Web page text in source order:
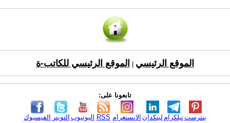
الموقع الرئيسي الموقع الرئيسي للكاتب-ة
تابعونا على:
الفيسبوك التويتر اليوتيوب RSS الانستغرام لينكدإن تيلكرامبنترست